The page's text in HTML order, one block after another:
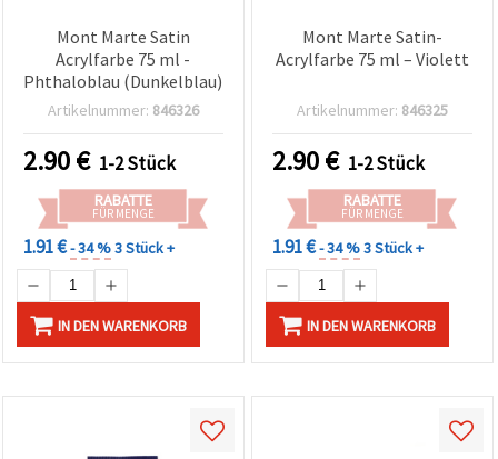
Mont Marte Satin
Acrylfarbe 75 ml -
Phthaloblau (Dunkelblau)
Artikelnummer: 846326
2.90€ 1-2 Stück
RABATTE
FÜR MENGE
1.91 €- 34 %3 Stück +
IN DEN WARENKORB
Mont Marte Satin-
Acrylfarbe 75 ml – Violett
Artikelnummer: 846325
2.90€ 1-2 Stück
RABATTE
FÜR MENGE
1.91 €- 34 %3 Stück +
IN DEN WARENKORB